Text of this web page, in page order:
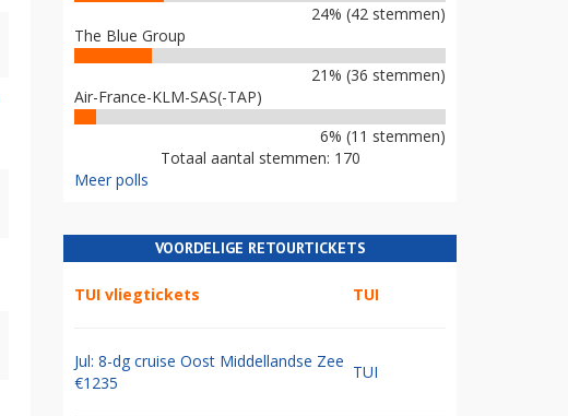
24% (42 stemmen)
The Blue Group
21% (36 stemmen)
Air-France-KLM-SAS(-TAP)
6% (11 stemmen)
Totaal aantal stemmen: 170
Meer polls
VOORDELIGE RETOURTICKETS
TUI vliegtickets TUI
Jul: 8-dg cruise Oost Middellandse Zee
€1235
TUI